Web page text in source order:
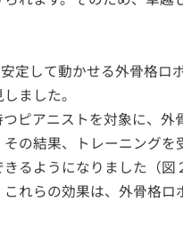
定して動かせる外骨格
ました。
ピアニストを対象に、
の結果、トレーニング
るようになりました（
れらの効果は、外骨格